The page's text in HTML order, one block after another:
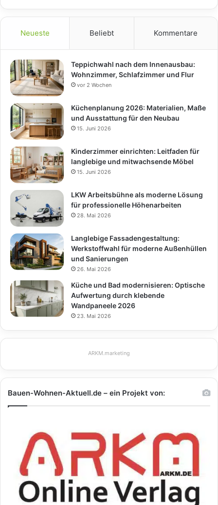
Neueste Beliebt Kommentare
Teppichwahl nach dem Innenausbau:
Wohnzimmer, Schlafzimmer und Flur
vor 2 Wochen
Küchenplanung 2026: Materialien, Maße
und Ausstattung für den Neubau
15. Juni 2026
Kinderzimmer einrichten: Leitfaden für
langlebige und mitwachsende Möbel
15. Juni 2026
LKW Arbeitsbühne als moderne Lösung
für professionelle Höhenarbeiten
28. Mai 2026
Langlebige Fassadengestaltung:
Werkstoffwahl für moderne Außenhüllen
und Sanierungen
26. Mai 2026
Küche und Bad modernisieren: Optische
Aufwertung durch klebende
Wandpaneele 2026
23. Mai 2026
ARKM.marketing
Bauen-Wohnen-Aktuell.de – ein Projekt von: